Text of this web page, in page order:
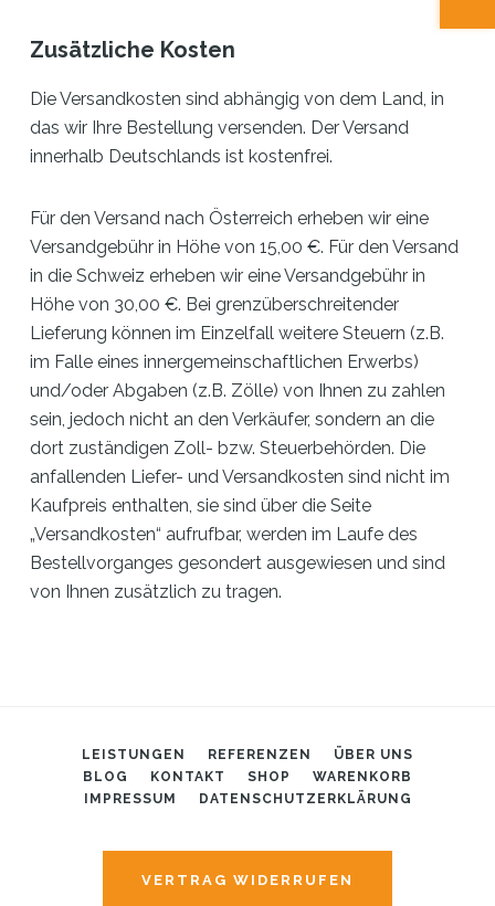
Zusätzliche Kosten
Die Versandkosten sind abhängig von dem Land, in
das wir Ihre Bestellung versenden. Der Versand
innerhalb Deutschlands ist kostenfrei.
Für den Versand nach Österreich erheben wir eine
Versandgebühr in Höhe von 15,00 €. Für den Versand
in die Schweiz erheben wir eine Versandgebühr in
Höhe von 30,00 €. Bei grenzüberschreitender
Lieferung können im Einzelfall weitere Steuern (z.B.
im Falle eines innergemeinschaftlichen Erwerbs)
und/oder Abgaben (z.B. Zölle) von Ihnen zu zahlen
sein, jedoch nicht an den Verkäufer, sondern an die
dort zuständigen Zoll- bzw. Steuerbehörden. Die
anfallenden Liefer- und Versandkosten sind nicht im
Kaufpreis enthalten, sie sind über die Seite
„Versandkosten“ aufrufbar, werden im Laufe des
Bestellvorganges gesondert ausgewiesen und sind
von Ihnen zusätzlich zu tragen.
LEISTUNGEN REFERENZEN
ÜBER UNS
BLOG
KONTAKT SHOP
WARENKORB
IMPRESSUM
DATENSCHUTZERKLÄRUNG
VERTRAG WIDERRUFEN